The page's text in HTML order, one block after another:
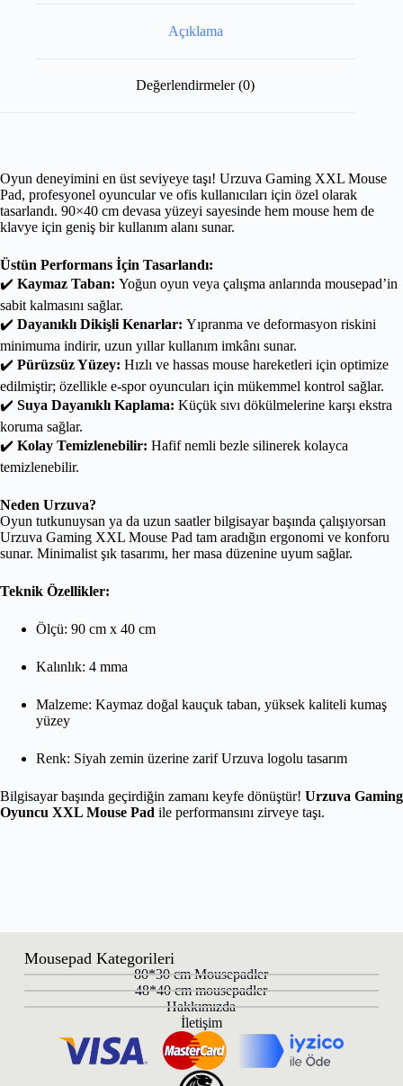
Açıklama
Değerlendirmeler (0)
Oyun deneyimini en üst seviyeye taşı! Urzuva Gaming XXL Mouse
Pad, profesyonel oyuncular ve ofis kullanıcıları için özel olarak
tasarlandı. 90×40 cm devasa yüzeyi sayesinde hem mouse hem de
klavye için geniş bir kullanım alanı sunar.
Üstün Performans İçin Tasarlandı:
✔️ Kaymaz Taban: Yoğun oyun veya çalışma anlarında mousepad’in
sabit kalmasını sağlar.
✔️ Dayanıklı Dikişli Kenarlar: Yıpranma ve deformasyon riskini
minimuma indirir, uzun yıllar kullanım imkânı sunar.
✔️ Pürüzsüz Yüzey: Hızlı ve hassas mouse hareketleri için optimize
edilmiştir; özellikle e-spor oyuncuları için mükemmel kontrol sağlar.
✔️ Suya Dayanıklı Kaplama: Küçük sıvı dökülmelerine karşı ekstra
koruma sağlar.
✔️ Kolay Temizlenebilir: Hafif nemli bezle silinerek kolayca
temizlenebilir.
Neden Urzuva?
Oyun tutkunuysan ya da uzun saatler bilgisayar başında çalışıyorsan
Urzuva Gaming XXL Mouse Pad tam aradığın ergonomi ve konforu
sunar. Minimalist şık tasarımı, her masa düzenine uyum sağlar.
Teknik Özellikler:
Ölçü: 90 cm x 40 cm
Kalınlık: 4 mma
Malzeme: Kaymaz doğal kauçuk taban, yüksek kaliteli kumaş
yüzey
Renk: Siyah zemin üzerine zarif Urzuva logolu tasarım
Bilgisayar başında geçirdiğin zamanı keyfe dönüştür! Urzuva Gaming
Oyuncu XXL Mouse Pad ile performansını zirveye taşı.
Mousepad Kategorileri
80*30 cm Mousepadler
48*40 cm mousepadler
Hakkımızda
İletişim